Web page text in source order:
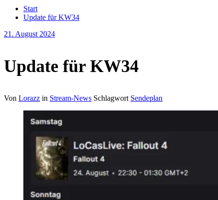
Start
Update für KW34
21. August 2024
Update für KW34
Von Lorazz in Stream-News Schlagwort Sendeplan